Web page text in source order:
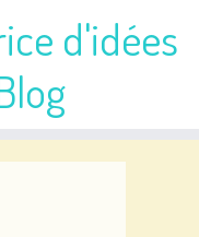
d'idées